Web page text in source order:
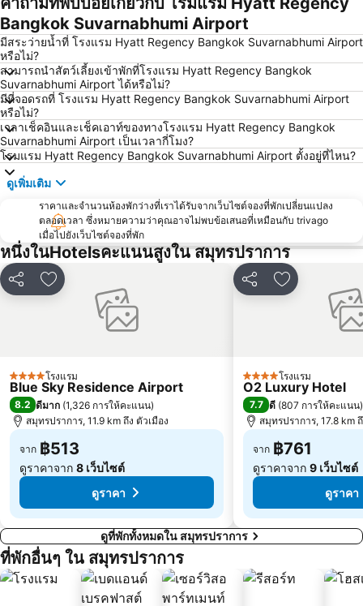
วัดอรุณ
บีทีเอส สยาม
สถานีรถไฟหัวลำโพง
บีทีเอส พร้อมพงษ์
บีทีเอส หมอชิต
บีทีเอส อารีย์
บีทีเอส พญาไท
เดอะมอลล์บางกะปิ
พระราชวังสวนดุสิต
ตลาดนัดสวนจตุจักร
Lumphini-Park
บีทีเอส ศาลาแดง
เทอร์มินอล 21
เอ็มอาร์ที สีลม
บีทีเอส อ่อนนุช
บีทีเอส เพลินจิต
เซ็นทรัลเวิลด์
สนามหลวง
วัดพระแก้ว
บีทีเอส เอกมัย
บีทีเอส ชิดลม
บีทีเอส ทองหล่อ
เอ็มอาร์ที สามย่าน
เอ็มอาร์ที กระทรวงสาธารณสุข
บีทีเอส อนุสาวรีย์ชัยสมรภูมิ
บีทีเอส พระโขนง
Bangkok Suvarnabhumi Airport
มีสระว่ายน้ำที่ โรงแรม Hyatt Regency Bangkok Suvarnabhumi Airport
หรือไม่?
สามารถนำสัตว์เลี้ยงเข้าพักที่โรงแรม Hyatt Regency Bangkok
Suvarnabhumi Airport ได้หรือไม่?
มีที่จอดรถที่ โรงแรม Hyatt Regency Bangkok Suvarnabhumi Airport
หรือไม่?
เวลาเช็คอินและเช็คเอาท์ของทางโรงแรม Hyatt Regency Bangkok
Suvarnabhumi Airport เป็นเวลากี่โมง?
โรมแรม Hyatt Regency Bangkok Suvarnabhumi Airport ตั้งอยู่ที่ไหน?
ดูเพิ่มเติม
ราคาและจำนวนห้องพักว่างที่เราได้รับจากเว็บไซต์จองที่พักเปลี่ยนแปลง
ตลอดเวลา ซึ่งหมายความว่าคุณอาจไม่พบข้อเสนอที่เหมือนกับ trivago
เมื่อไปยังเว็บไซต์จองที่พัก
หนึ่งในHotelsคะแนนสูงใน สมุทรปราการ
แชร์ เพิ่มในรายการโปรด
4 ดาว โรงแรม
Blue Sky Residence Airport
8.2 ดีมาก (1,326 การให้คะแนน)
สมุทรปราการ, 11.9 km ถึง ตัวเมือง
จาก ฿513
ดูราคาจาก 8 เว็บไซต์
ดูราคา
แชร์ เพิ่มในรายกา
4 ดาว โรงแรม
O2 Luxury Hotel
7.7 ดี (807 การให้คะแนน)
สมุทรปราการ, 17.8 km
จาก ฿761
ดูราคาจาก 9 เว็บไซต์
ดูราคา
ดูที่พักทั้งหมดใน สมุทรปราการ
ที่พักอื่นๆ ใน สมุทรปราการ